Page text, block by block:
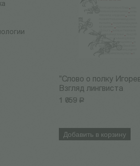
"Слово о полку
Взгляд лингвиста
1 059 Р
Добавить в корзину